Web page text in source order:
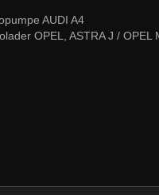
AUDI A4
OPEL, ASTRA J / OPEL